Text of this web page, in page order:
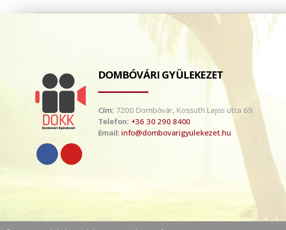
DOMBÓVÁRI GYÜLEKEZET
Cím: 7200 Dombóvár, Kossuth Lajos utca 69.
Telefon: +36 30 290 8400
Email: info@dombovarigyulekezet.hu